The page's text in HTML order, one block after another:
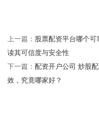
上一篇： 股票配资平台哪个
读其可信度与安全性
下一篇： 配资开户公司 炒股
效，究竟哪家好？